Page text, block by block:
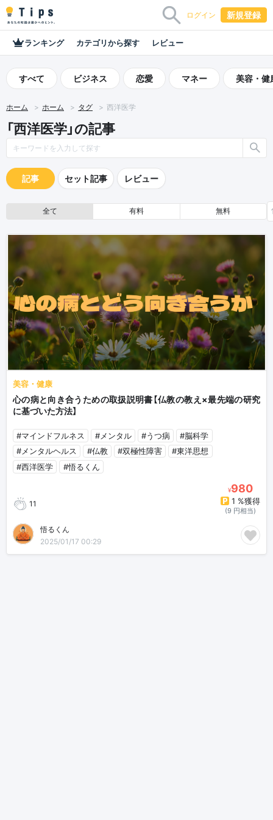
ログイン 新規登録
ランキング カテゴリから探す レビュー
すべて ビジネス 恋愛 マネー 美容・健
ホーム ホーム タグ 西洋医学
「西洋医学」の記事
記事 セット記事 レビュー
全て 有料 無料
美容・健康
心の病と向き合うための取扱説明書【仏教の教え×最先端の研究
に基づいた方法】
#マインドフルネス #メンタル #うつ病
#脳科学
#メンタルヘルス
#仏教 #双極性障害
#東洋思想
#西洋医学
#悟るくん
11
¥980
1 %獲得
(9 円相当)
悟るくん
2025/01/17 00:29